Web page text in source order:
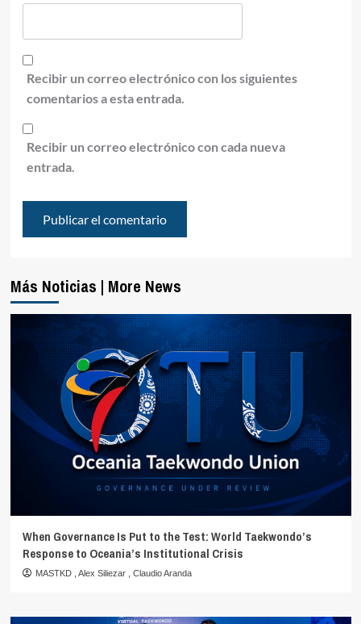
Recibir un correo electrónico con los siguientes
comentarios a esta entrada.
Recibir un correo electrónico con cada nueva
entrada.
Más Noticias | More News
When Governance Is Put to the Test: World Taekwondo’s
Response to Oceania’s Institutional Crisis
MASTKD Alex Siliezar Claudio Aranda